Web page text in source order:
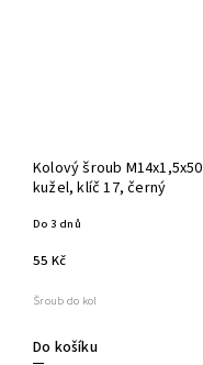
Kolový šroub M14x1,5x50
kužel, klíč 17, černý
Do 3 dnů
55 Kč
Do košíku
Šroub do kol